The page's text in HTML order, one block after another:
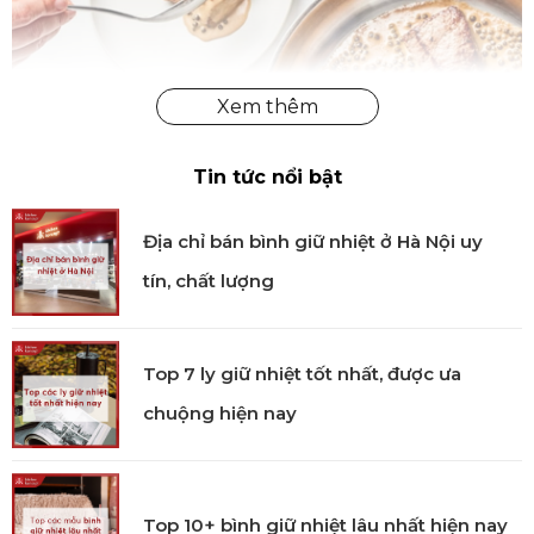
Chảo inox Industry 5 chính hãng
Công nghệ sản xuất
Chảo inox Industry 5 được sản xuất bằng công nghệ
xử lý bề mặt Silvinox độc quyền, giúp chảo luôn sáng
Tin tức nổi bật
Địa chỉ bán bình giữ nhiệt ở Hà Nội uy
tín, chất lượng
Top 7 ly giữ nhiệt tốt nhất, được ưa
chuộng hiện nay
Top 10+ bình giữ nhiệt lâu nhất hiện nay